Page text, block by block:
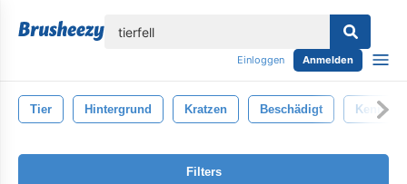
Einloggen Anmelden
Tier Hintergrund Kratzen Beschädigt
Filters